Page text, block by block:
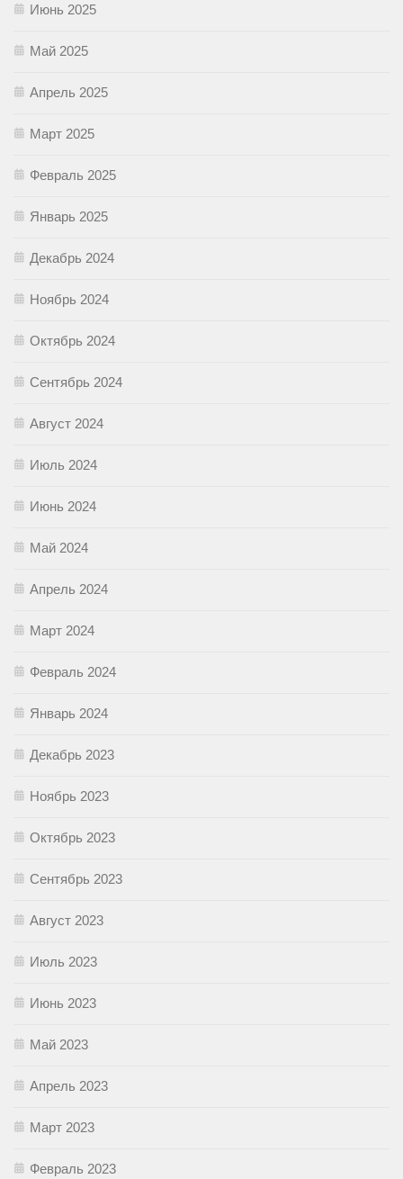
Июнь 2025
Май 2025
Апрель 2025
Март 2025
Февраль 2025
Январь 2025
Декабрь 2024
Ноябрь 2024
Октябрь 2024
Сентябрь 2024
Август 2024
Июль 2024
Июнь 2024
Май 2024
Апрель 2024
Март 2024
Февраль 2024
Январь 2024
Декабрь 2023
Ноябрь 2023
Октябрь 2023
Сентябрь 2023
Август 2023
Июль 2023
Июнь 2023
Май 2023
Апрель 2023
Март 2023
Февраль 2023